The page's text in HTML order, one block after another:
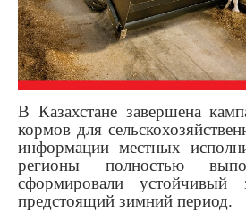
В Казахстане завершена
кормов для
информации местных
регионы полностью
сформировали устойчивый
предстоящий зимний период.